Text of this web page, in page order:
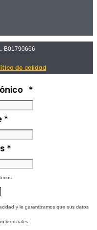
B01790666
de calidad
*
*
*
y le garantizamos que sus datos